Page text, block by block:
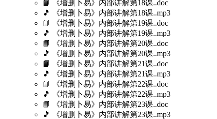
📘 《增删卜易》内部讲解第18课..doc
🎵 《增删卜易》内部讲解第18课..mp3
📘 《增删卜易》内部讲解第19课..doc
🎵 《增删卜易》内部讲解第19课..mp3
📘 《增删卜易》内部讲解第20课..doc
🎵 《增删卜易》内部讲解第20课..mp3
📘 《增删卜易》内部讲解第21课..doc
🎵 《增删卜易》内部讲解第21课..mp3
📘 《增删卜易》内部讲解第22课..doc
🎵 《增删卜易》内部讲解第22课..mp3
📘 《增删卜易》内部讲解第23课..doc
🎵 《增删卜易》内部讲解第23课..mp3